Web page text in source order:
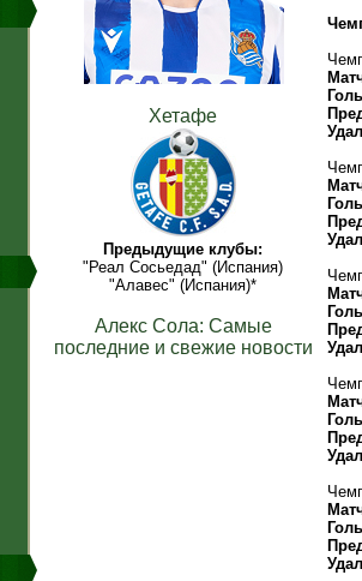
Хетафе
Предыдущие клубы:
"Реал Сосьедад" (Испания)
"Алавес" (Испания)*
Алекс Сола: Самые
последние и свежие новости